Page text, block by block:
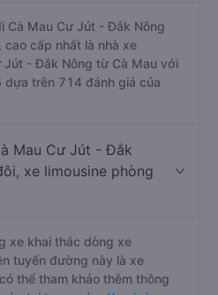
Cà Mau Cư Jút - Đắk Nông
cấp nhất là nhà xe
Jút - Đắk Nông từ Cà Mau với
trên 714 đánh giá của
Mau Cư Jút - Đắk
xe limousine phòng
xe khai thác dòng xe
tuyến đường này là xe
thể tham khảo thêm thông